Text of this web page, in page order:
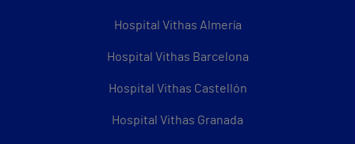
Hospital Vithas Almería
Hospital Vithas Barcelona
Hospital Vithas Castellón
Hospital Vithas Granada